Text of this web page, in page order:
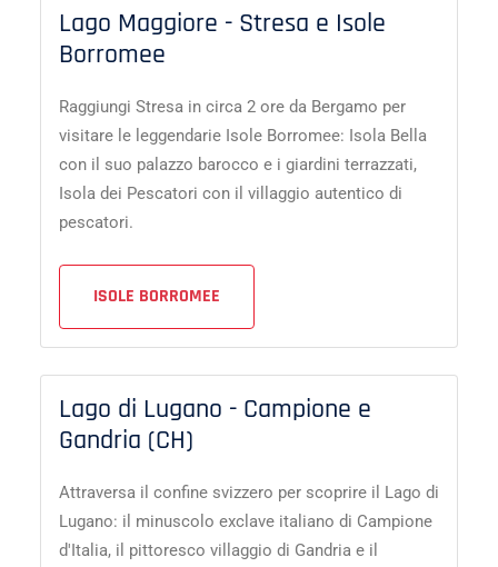
Lago Maggiore - Stresa e Isole
Borromee
Raggiungi Stresa in circa 2 ore da Bergamo per
visitare le leggendarie Isole Borromee: Isola Bella
con il suo palazzo barocco e i giardini terrazzati,
Isola dei Pescatori con il villaggio autentico di
pescatori.
ISOLE BORROMEE
Lago di Lugano - Campione e
Gandria (CH)
Attraversa il confine svizzero per scoprire il Lago di
Lugano: il minuscolo exclave italiano di Campione
d'Italia, il pittoresco villaggio di Gandria e il